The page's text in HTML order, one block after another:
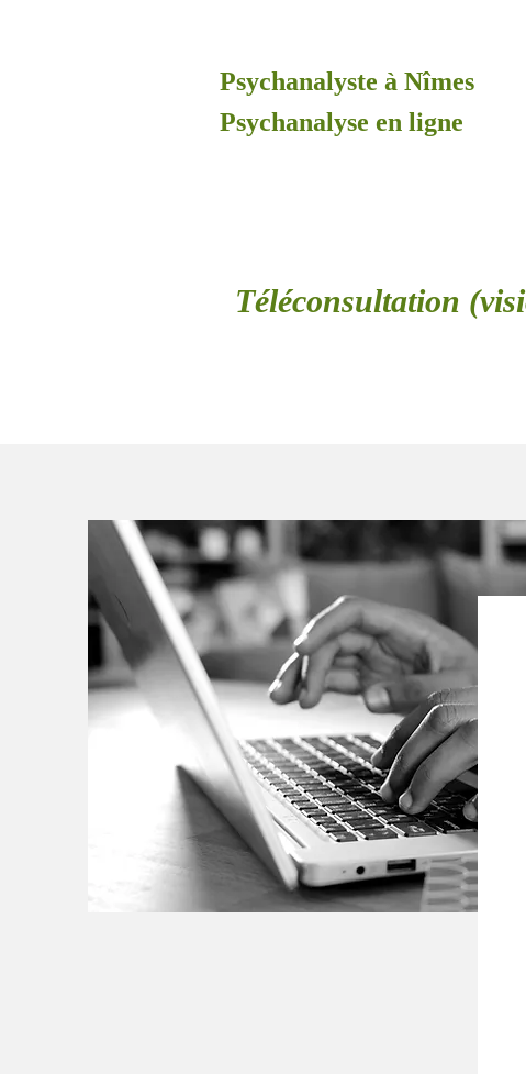
Psychanalyste à Nîmes
Psychanalyse en ligne
Téléconsultation